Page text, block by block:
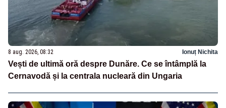
8 aug. 2026, 08:32 Ionuț Nichita
Vești de ultimă oră despre Dunăre. Ce se întâmplă la
Cernavodă și la centrala nucleară din Ungaria